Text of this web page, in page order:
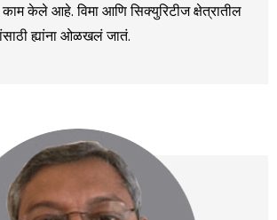
काम केले आहे. विमा आणि सिक्युरिटीज क्षेत्रातील
ह्यांना ओळखलं जातं.